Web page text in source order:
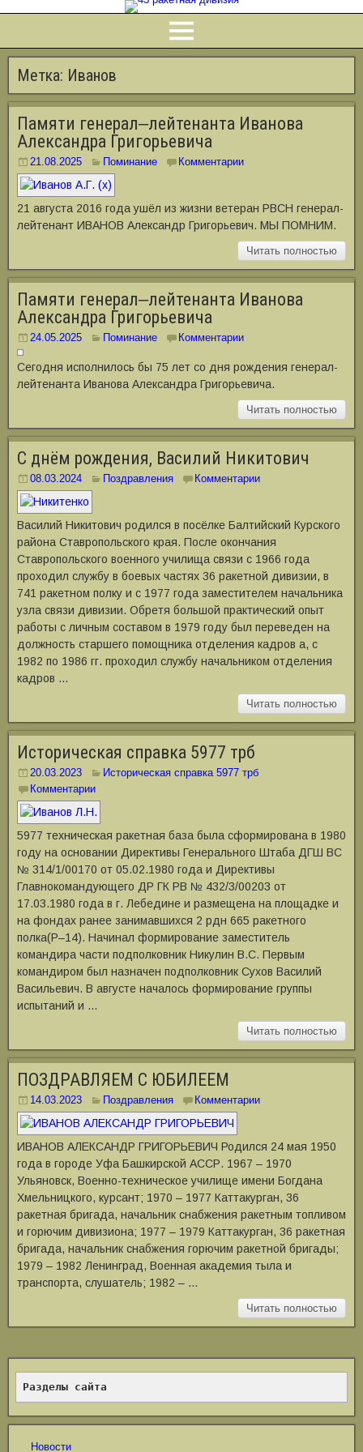
Метка: Иванов
Памяти генерал‒лейтенанта Иванова
Александра Григорьевича
21.08.2025 Поминание Комментарии
21 августа 2016 года ушёл из жизни ветеран РВСН генерал-
лейтенант ИВАНОВ Александр Григорьевич. МЫ ПОМНИМ.
Читать полностью
Памяти генерал‒лейтенанта Иванова
Александра Григорьевича
24.05.2025 Поминание Комментарии
Сегодня исполнилось бы 75 лет со дня рождения генерал-
лейтенанта Иванова Александра Григорьевича.
Читать полностью
С днём рождения, Василий Никитович
08.03.2024 Поздравления Комментарии
Василий Никитович родился в посёлке Балтийский Курского
района Ставропольского края. После окончания
Ставропольского военного училища связи с 1966 года
проходил службу в боевых частях 36 ракетной дивизии, в
741 ракетном полку и с 1977 года заместителем начальника
узла связи дивизии. Обретя большой практический опыт
работы с личным составом в 1979 году был переведен на
должность старшего помощника отделения кадров а, с
1982 по 1986 гг. проходил службу начальником отделения
кадров …
Читать полностью
Историческая справка 5977 трб
20.03.2023
Историческая справка 5977 трб
Комментарии
5977 техническая ракетная база была сформирована в 1980
году на основании Директивы Генерального Штаба ДГШ ВС
№ 314/1/00170 от 05.02.1980 года и Директивы
Главнокомандующего ДР ГК РВ № 432/3/00203 от
17.03.1980 года в г. Лебедине и размещена на площадке и
на фондах ранее занимавшихся 2 рдн 665 ракетного
полка(Р–14). Начинал формирование заместитель
командира части подполковник Никулин В.С. Первым
командиром был назначен подполковник Сухов Василий
Васильевич. В августе началось формирование группы
испытаний и …
Читать полностью
ПОЗДРАВЛЯЕМ С ЮБИЛЕЕМ
14.03.2023 Поздравления Комментарии
ИВАНОВ АЛЕКСАНДР ГРИГОРЬЕВИЧ Родился 24 мая 1950
года в городе Уфа Башкирской АССР. 1967 – 1970
Ульяновск, Военно-техническое училище имени Богдана
Хмельницкого, курсант; 1970 – 1977 Каттакурган, 36
ракетная бригада, начальник снабжения ракетным топливом
и горючим дивизиона; 1977 – 1979 Каттакурган, 36 ракетная
бригада, начальник снабжения горючим ракетной бригады;
1979 – 1982 Ленинград, Военная академия тыла и
транспорта, слушатель; 1982 – …
Читать полностью
Разделы сайта
Новости